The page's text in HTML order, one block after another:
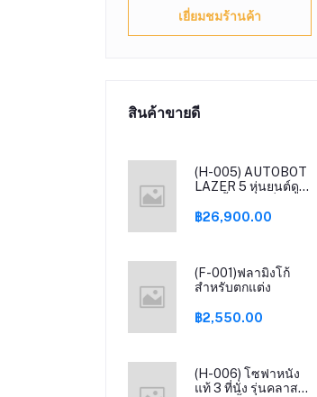
เยี่ยมชมร้านค้า
สินค้าขายดี
(H-005) AUTOBOT
LAZER 5 หุ่นยนต์ดูด
ขจัดคราบและผลิต
ดูด
฿26,900.00
(F-001)ฟลามิงโก้
สำหรับตกแต่ง
฿2,550.00
(H-006) โซฟาหนัง
แท้ 3 ที่นั่ง รุ่นคลาสสิ